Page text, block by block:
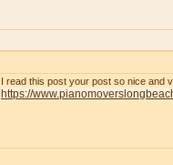
I read this post your post so nice and
https://